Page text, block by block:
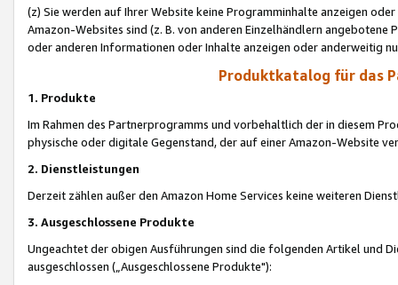
(z) Sie werden auf Ihrer Website keine Programminhalte anzeigen
Amazon-Websites sind (z. B. von anderen Einzelhändlern
oder anderen Informationen oder Inhalte anzeigen oder anderweitig
Produktkatalog für das
1. Produkte
Im Rahmen des Partnerprogramms und vorbehaltlich der in diesem
physische oder digitale Gegenstand, der auf einer Amazon-Website
2. Dienstleistungen
Derzeit zählen außer den Amazon Home Services keine weiteren
3. Ausgeschlossene Produkte
Ungeachtet der obigen Ausführungen sind die folgenden Artikel und
ausgeschlossen („Ausgeschlossene Produkte"):